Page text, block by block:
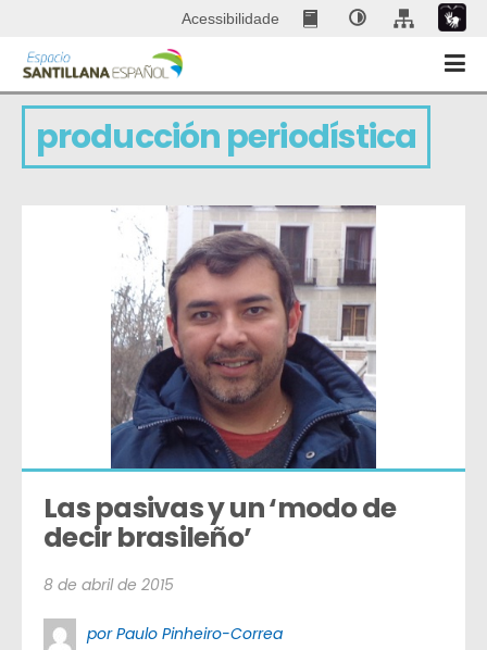
Acessibilidade
producción periodística
Las pasivas y un ‘modo de
decir brasileño’
8 de abril de 2015
por Paulo Pinheiro-Correa